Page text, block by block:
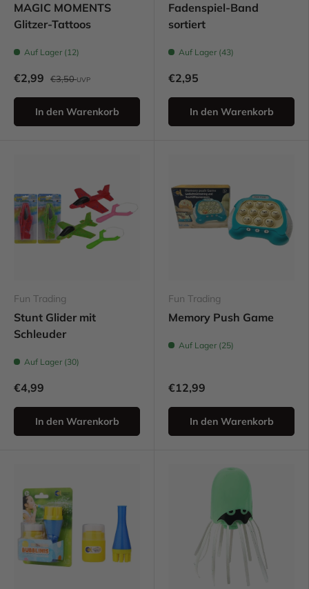
MAGIC MOMENTS
Glitzer-Tattoos
Auf Lager (12)
€2,99 €3,50UVP
In den Warenkorb
Fadenspiel-Band
sortiert
Auf Lager (43)
€2,95
In den Warenkorb
Fun Trading
Stunt Glider mit
Schleuder
Auf Lager (30)
€4,99
In den Warenkorb
Fun Trading
Memory Push Game
Auf Lager (25)
€12,99
In den Warenkorb